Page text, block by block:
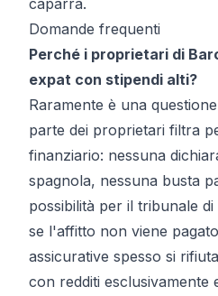
Domande frequenti
Perché i proprietari di
expat con stipendi alti?
Raramente è una
parte dei proprietari filtra
finanziario: nessuna
spagnola, nessuna busta
possibilità per il tribunale
se l'affitto non viene
assicurative spesso si
con redditi esclusivamente